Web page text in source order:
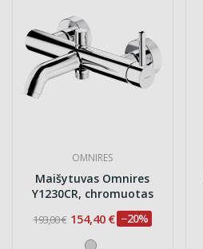
OMNIRES
Maišytuvas Omnires
Y1230CR, chromuotas
193,00 € 154,40 € −20%